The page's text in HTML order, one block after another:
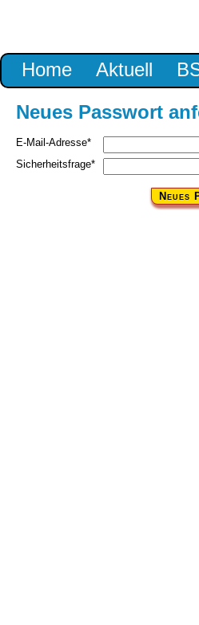
Navigation
überspringen
Home Aktuell
Neues Passwort
Pflichtfeld
E-Mail-Adresse*
Pflichtfeld
Sicherheitsfrage*